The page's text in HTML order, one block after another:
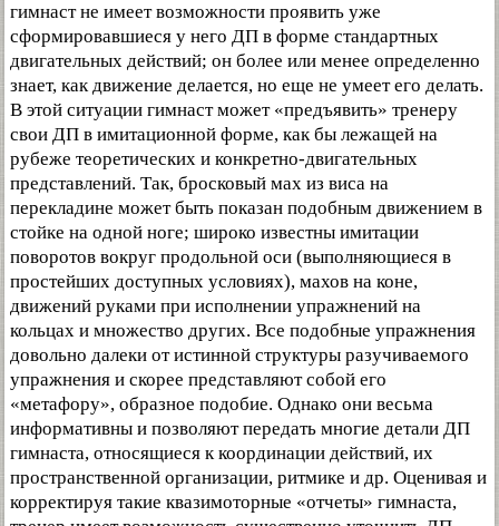
гимнаст не имеет возможности проявить уже
сформировавшиеся у него ДП в форме стандартных
двигательных действий; он более или менее определенно
знает, как движение делается, но еще не умеет его делать.
В этой ситуации гимнаст может «предъявить» тренеру
свои ДП в имитационной форме, как бы лежащей на
рубеже теоретических и конкретно-двигательных
представлений. Так, бросковый мах из виса на
перекладине может быть показан подобным движением в
стойке на одной ноге; широко известны имитации
поворотов вокруг продольной оси (выполняющиеся в
простейших доступных условиях), махов на коне,
движений руками при исполнении упражнений на
кольцах и множество других. Все подобные упражнения
довольно далеки от истинной структуры разучиваемого
упражнения и скорее представляют собой его
«метафору», образное подобие. Однако они весьма
информативны и позволяют передать многие детали ДП
гимнаста, относящиеся к координации действий, их
пространственной организации, ритмике и др. Оценивая и
корректируя такие квазимоторные «отчеты» гимнаста,